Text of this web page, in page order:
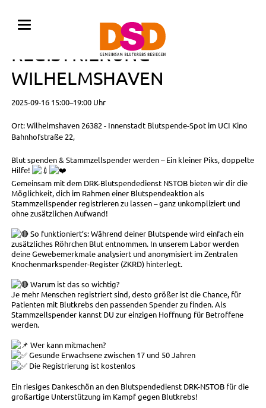
BLUTSPENDE MIT
REGISTRIERUNG •
WILHELMSHAVEN
2025-09-16 15:00–19:00 Uhr
Ort: Wilhelmshaven 26382 - Innenstadt Blutspende-Spot im UCI Kino
Bahnhofstraße 22,
Blut spenden & Stammzellspender werden – Ein kleiner Piks, doppelte
Hilfe!
Gemeinsam mit dem DRK-Blutspendedienst NSTOB bieten wir dir die
Möglichkeit, dich im Rahmen einer Blutspendeaktion als
Stammzellspender registrieren zu lassen – ganz unkompliziert und
ohne zusätzlichen Aufwand!
So funktioniert’s: Während deiner Blutspende wird einfach ein
zusätzliches Röhrchen Blut entnommen. In unserem Labor werden
deine Gewebemerkmale analysiert und anonymisiert im Zentralen
Knochenmarkspender-Register (ZKRD) hinterlegt.
Warum ist das so wichtig?
Je mehr Menschen registriert sind, desto größer ist die Chance, für
Patienten mit Blutkrebs den passenden Spender zu finden. Als
Stammzellspender kannst DU zur einzigen Hoffnung für Betroffene
werden.
Wer kann mitmachen?
Gesunde Erwachsene zwischen 17 und 50 Jahren
Die Registrierung ist kostenlos
Ein riesiges Dankeschön an den Blutspendedienst DRK-NSTOB für die
großartige Unterstützung im Kampf gegen Blutkrebs!